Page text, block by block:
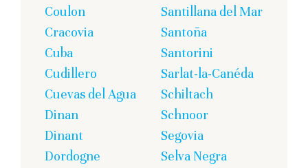
Coulon
Cracovia
Cuba
Cudillero
Cuevas del Agua
Dinan
Dinant
Dordogne
Santillana del Mar
Santoña
Santorini
Sarlat-la-Canéda
Schiltach
Schnoor
Segovia
Selva Negra